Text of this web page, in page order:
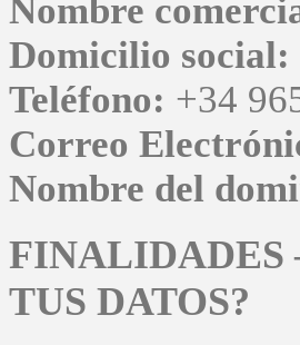
Nombre
Domicilio social:
Teléfono: +34
Correo
Nombre del
FINALIDADES
TUS DATOS?